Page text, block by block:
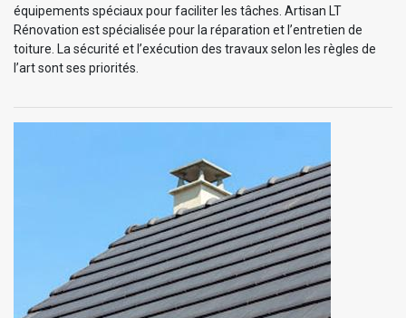
équipements spéciaux pour faciliter les tâches. Artisan LT
Rénovation est spécialisée pour la réparation et l’entretien de
toiture. La sécurité et l’exécution des travaux selon les règles de
l’art sont ses priorités.